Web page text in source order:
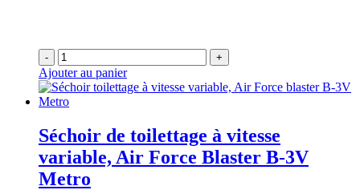
- +
Ajouter au panier
Séchoir de toilettage à vitesse
variable, Air Force Blaster B-3V
Metro